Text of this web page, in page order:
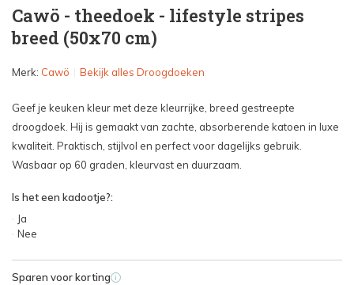
Cawö - theedoek - lifestyle stripes
breed (50x70 cm)
Merk: Cawö Bekijk alles Droogdoeken
Geef je keuken kleur met deze kleurrijke, breed gestreepte
droogdoek. Hij is gemaakt van zachte, absorberende katoen in luxe
kwaliteit. Praktisch, stijlvol en perfect voor dagelijks gebruik.
Wasbaar op 60 graden, kleurvast en duurzaam.
Is het een kadootje?:
Ja
Nee
Sparen voor korting i